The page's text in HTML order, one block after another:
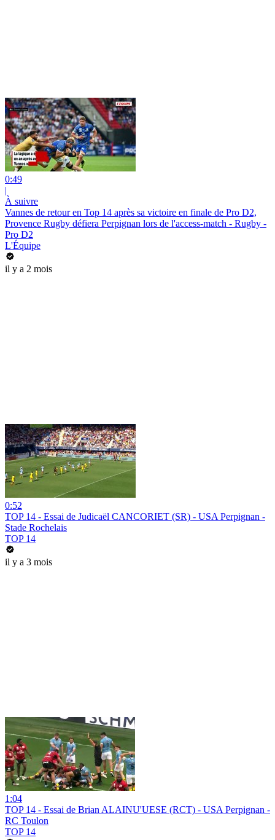
0:49
|
À suivre
Vannes de retour en Top 14 après sa victoire en finale de Pro D2,
Provence Rugby défiera Perpignan lors de l'access-match - Rugby -
Pro D2
L'Équipe
il y a 2 mois
0:52
TOP 14 - Essai de Judicaël CANCORIET (SR) - USA Perpignan -
Stade Rochelais
TOP 14
il y a 3 mois
1:04
TOP 14 - Essai de Brian ALAINU'UESE (RCT) - USA Perpignan -
RC Toulon
TOP 14